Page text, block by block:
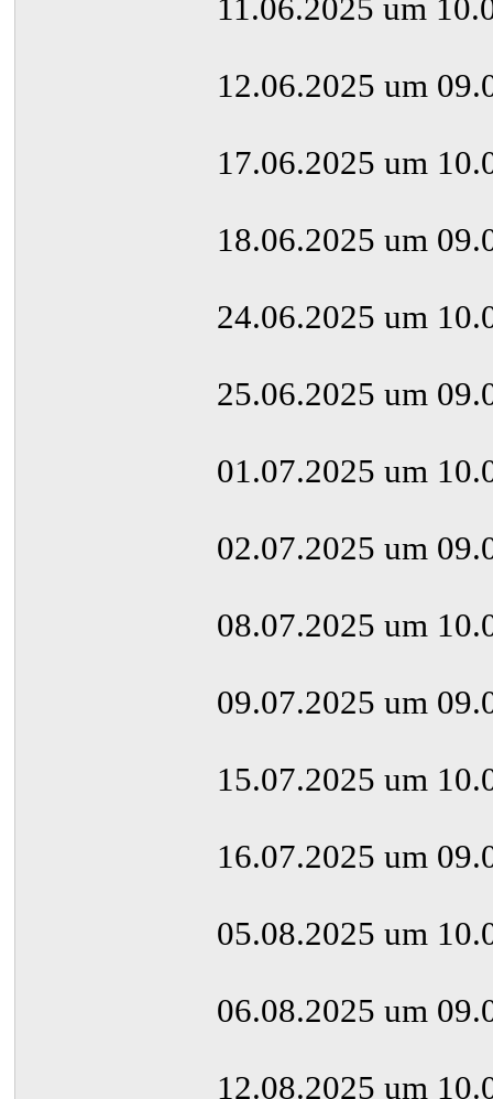
11.06.2025 um
12.06.2025 um
17.06.2025 um
18.06.2025 um
24.06.2025 um
25.06.2025 um
01.07.2025 um
02.07.2025 um
08.07.2025 um
09.07.2025 um
15.07.2025 um
16.07.2025 um
05.08.2025 um
06.08.2025 um
12.08.2025 um